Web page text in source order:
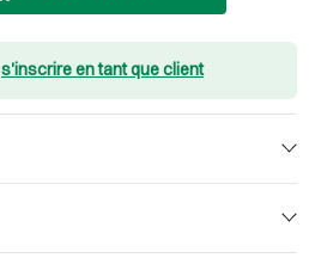
s'inscrire en tant que client